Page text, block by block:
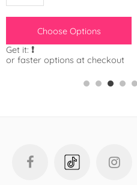
Choose Options
Get it: ❗️
or faster options at checkout